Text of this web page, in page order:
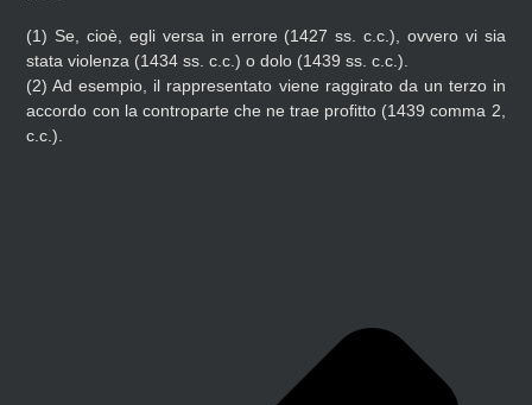
(1) Se, cioè, egli versa in errore (1427 ss. c.c.), ovvero vi sia
stata violenza (1434 ss. c.c.) o dolo (1439 ss. c.c.).
(2) Ad esempio, il rappresentato viene raggirato da un terzo in
accordo con la controparte che ne trae profitto (1439 comma 2,
c.c.).